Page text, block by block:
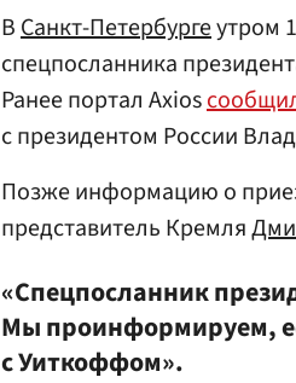
ВСанкт-Петербургеутром
спецпосланника
Ранее портал Axios
с президентом России
Позже информацию о
представитель Кремля
«Спецпосланник
Мы проинформируем,
с Уиткоффом».